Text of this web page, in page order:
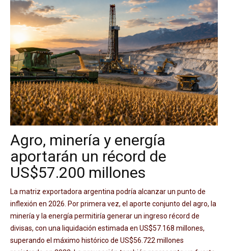
Agro, minería y energía
aportarán un récord de
US$57.200 millones
La matriz exportadora argentina podría alcanzar un punto de
inflexión en 2026. Por primera vez, el aporte conjunto del agro, la
minería y la energía permitiría generar un ingreso récord de
divisas, con una liquidación estimada en US$57.168 millones,
superando el máximo histórico de US$56.722 millones